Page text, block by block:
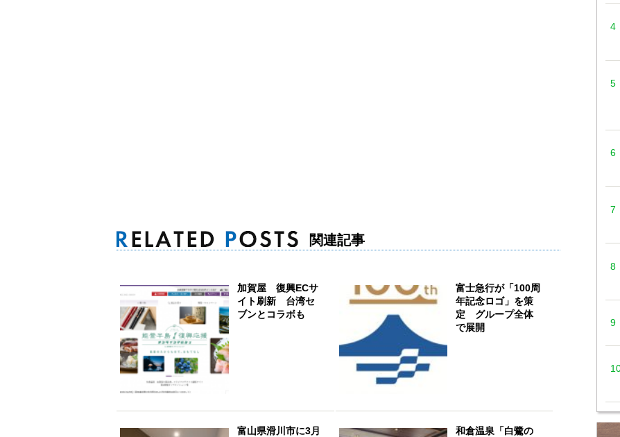
関連記事
加賀屋 復興ECサ
イト刷新 台湾セ
ブンとコラボも
富士急行が「100周
年記念ロゴ」を策
定 グループ全体
で展開
富山県滑川市に3月
和倉温泉「白鷺の